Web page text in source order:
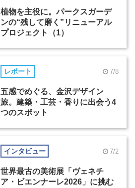
植物を主役に。パークスガーデ
ンの“残して磨く”リニューアル
プロジェクト（1）
レポート 7/8
五感でめぐる、金沢デザイン
旅。建築・工芸・香りに出会う4
つのスポット
インタビュー 7/2
世界最古の美術展「ヴェネチ
ア・ビエンナーレ2026」に挑む